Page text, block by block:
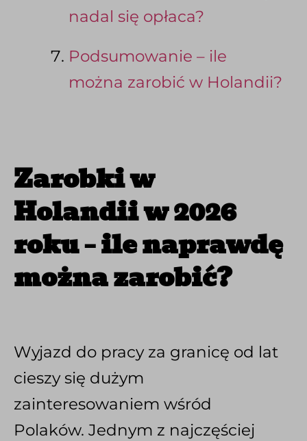
nadal się opłaca?
Podsumowanie – ile
można zarobić w Holandii?
Zarobki w
Holandii w 2026
roku – ile naprawdę
można zarobić?
Wyjazd do pracy za granicę od lat
cieszy się dużym
zainteresowaniem wśród
Polaków. Jednym z najczęściej